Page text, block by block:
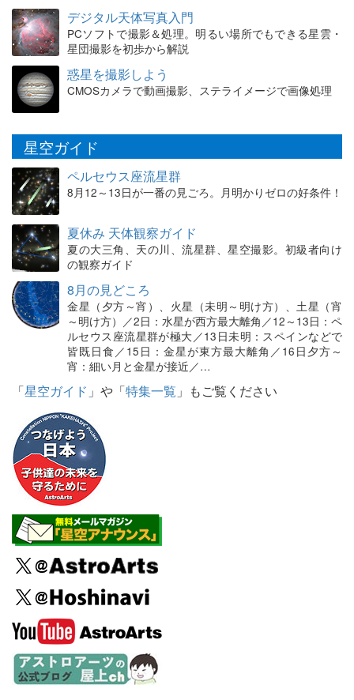
デジタル天体写真入門
PCソフトで撮影＆処理。明るい場所でもできる星雲・
星団撮影を初歩から解説
惑星を撮影しよう
CMOSカメラで動画撮影、ステライメージで画像処理
星空ガイド
ペルセウス座流星群
8月12～13日が一番の見ごろ。月明かりゼロの好条件！
夏休み 天体観察ガイド
夏の大三角、天の川、流星群、星空撮影。初級者向け
の観察ガイド
8月の見どころ
金星（夕方～宵）、火星（未明～明け方）、土星（宵
～明け方）／2日：水星が西方最大離角／12～13日：ペ
ルセウス座流星群が極大／13日未明：スペインなどで
皆既日食／15日：金星が東方最大離角／16日夕方～
宵：細い月と金星が接近／…
「星空ガイド 」や「特集一覧 」もご覧ください